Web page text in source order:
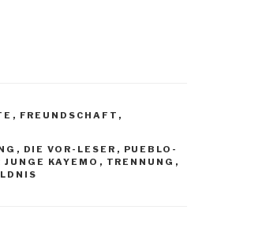
, FREUNDSCHAFT ,
, DIE VOR-LESER , PUEBLO-
JUNGE KAYEMO , TRENNUNG ,